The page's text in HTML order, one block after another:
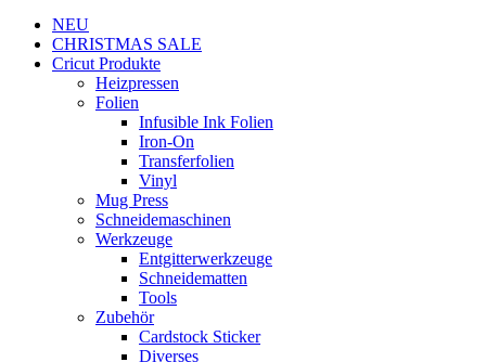
NEU
CHRISTMAS SALE
Cricut Produkte
Heizpressen
Folien
Infusible Ink Folien
Iron-On
Transferfolien
Vinyl
Mug Press
Schneidemaschinen
Werkzeuge
Entgitterwerkzeuge
Schneidematten
Tools
Zubehör
Cardstock Sticker
Diverses